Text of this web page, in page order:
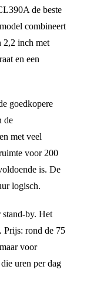
de beste
combineert
2,2 inch met
en een
goedkopere
de
met veel
voor 200
is. De
logisch.
by. Het
Prijs: rond de 75
voor
uren per dag